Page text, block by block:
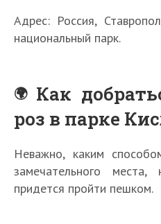
Адрес: Россия,
национальный парк.
Как
роз в парке
Неважно, каким
замечательного
придется пройти пешком.